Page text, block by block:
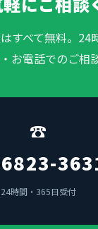
すべて無料。24
お電話でのご相
☎
24時間・365日受付